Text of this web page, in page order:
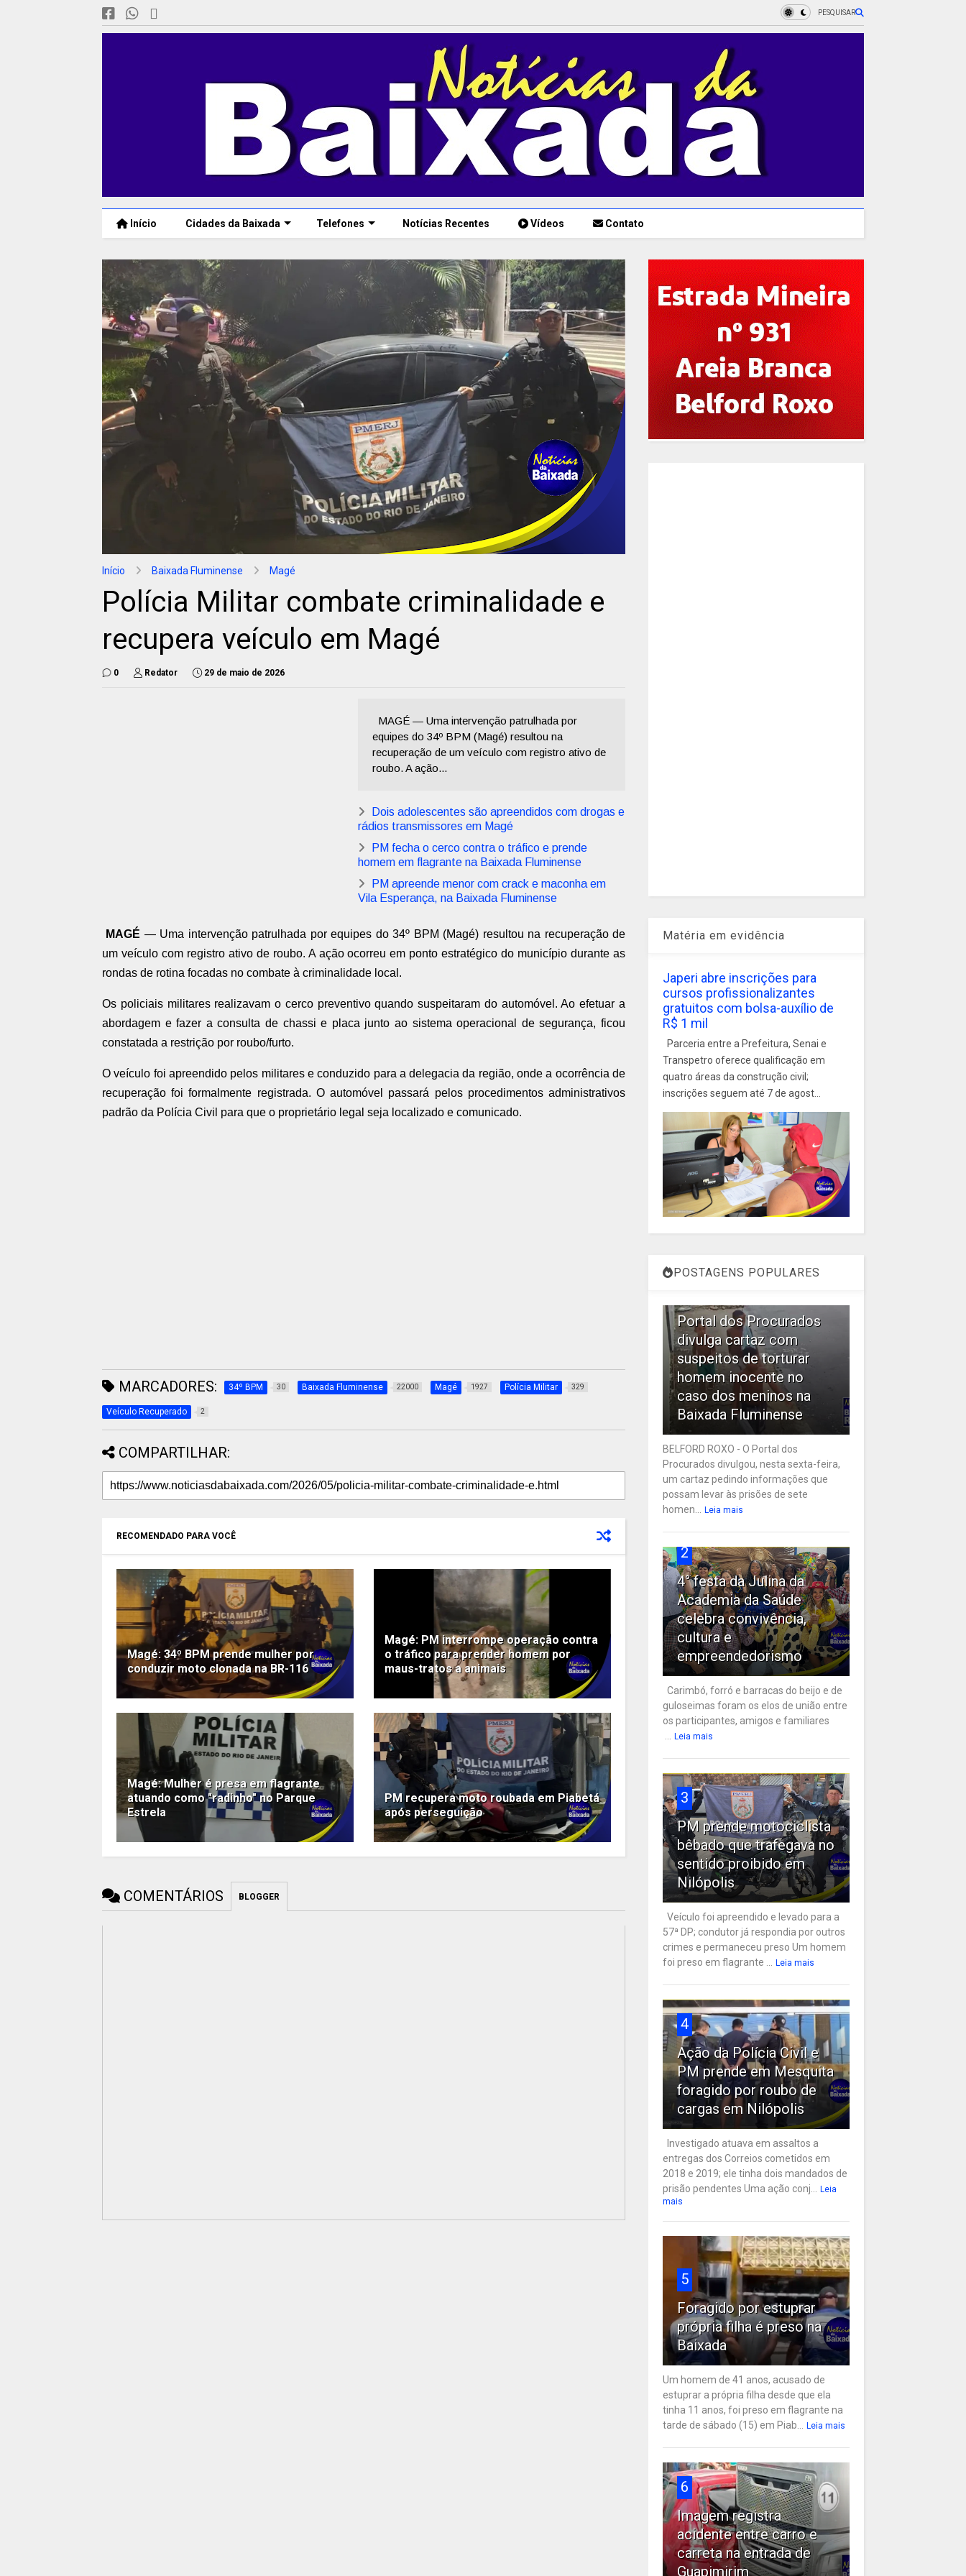
PESQUISAR
Início Cidades da Baixada Telefones Notícias Recentes Vídeos Contato
Início Baixada Fluminense Magé
Polícia Militar combate criminalidade e
recupera veículo em Magé
0 Redator 29 de maio de 2026
MAGÉ — Uma intervenção patrulhada por
equipes do 34º BPM (Magé) resultou na
recuperação de um veículo com registro ativo de
roubo. A ação...
Dois adolescentes são apreendidos com drogas e
rádios transmissores em Magé
PM fecha o cerco contra o tráfico e prende
homem em flagrante na Baixada Fluminense
PM apreende menor com crack e maconha em
Vila Esperança, na Baixada Fluminense
MAGÉ — Uma intervenção patrulhada por equipes do 34º BPM (Magé) resultou na recuperação de
um veículo com registro ativo de roubo. A ação ocorreu em ponto estratégico do município durante as
rondas de rotina focadas no combate à criminalidade local.
Os policiais militares realizavam o cerco preventivo quando suspeitaram do automóvel. Ao efetuar a
abordagem e fazer a consulta de chassi e placa junto ao sistema operacional de segurança, ficou
constatada a restrição por roubo/furto.
O veículo foi apreendido pelos militares e conduzido para a delegacia da região, onde a ocorrência de
recuperação foi formalmente registrada. O automóvel passará pelos procedimentos administrativos
padrão da Polícia Civil para que o proprietário legal seja localizado e comunicado.
MARCADORES: 34º BPM 30 Baixada Fluminense 22000 Magé 1927 Polícia Militar 329
Veículo Recuperado 2
COMPARTILHAR:
RECOMENDADO PARA VOCÊ
Magé: 34º BPM prende mulher por
conduzir moto clonada na BR-116
Magé: PM interrompe operação contra
o tráfico para prender homem por
maus-tratos a animais
Magé: Mulher é presa em flagrante
atuando como "radinho" no Parque
Estrela
PM recupera moto roubada em Piabetá
após perseguição
COMENTÁRIOS BLOGGER
Matéria em evidência
Japeri abre inscrições para
cursos profissionalizantes
gratuitos com bolsa-auxílio de
R$ 1 mil
Parceria entre a Prefeitura, Senai e
Transpetro oferece qualificação em
quatro áreas da construção civil;
inscrições seguem até 7 de agost...
POSTAGENS POPULARES
Portal dos Procurados
divulga cartaz com
suspeitos de torturar
homem inocente no
caso dos meninos na
Baixada Fluminense
BELFORD ROXO - O Portal dos
Procurados divulgou, nesta sexta-feira,
um cartaz pedindo informações que
possam levar às prisões de sete
homen... Leia mais
2
4° festa da Julina da
Academia da Saúde
celebra convivência,
cultura e
empreendedorismo
Carimbó, forró e barracas do beijo e de
guloseimas foram os elos de união entre
os participantes, amigos e familiares
... Leia mais
3
PM prende motociclista
bêbado que trafegava no
sentido proibido em
Nilópolis
Veículo foi apreendido e levado para a
57ª DP; condutor já respondia por outros
crimes e permaneceu preso Um homem
foi preso em flagrante ... Leia mais
4
Ação da Polícia Civil e
PM prende em Mesquita
foragido por roubo de
cargas em Nilópolis
Investigado atuava em assaltos a
entregas dos Correios cometidos em
2018 e 2019; ele tinha dois mandados de
prisão pendentes Uma ação conj... Leia
mais
5
Foragido por estuprar
própria filha é preso na
Baixada
Um homem de 41 anos, acusado de
estuprar a própria filha desde que ela
tinha 11 anos, foi preso em flagrante na
tarde de sábado (15) em Piab... Leia mais
6
Imagem registra
acidente entre carro e
carreta na entrada de
Guapimirim